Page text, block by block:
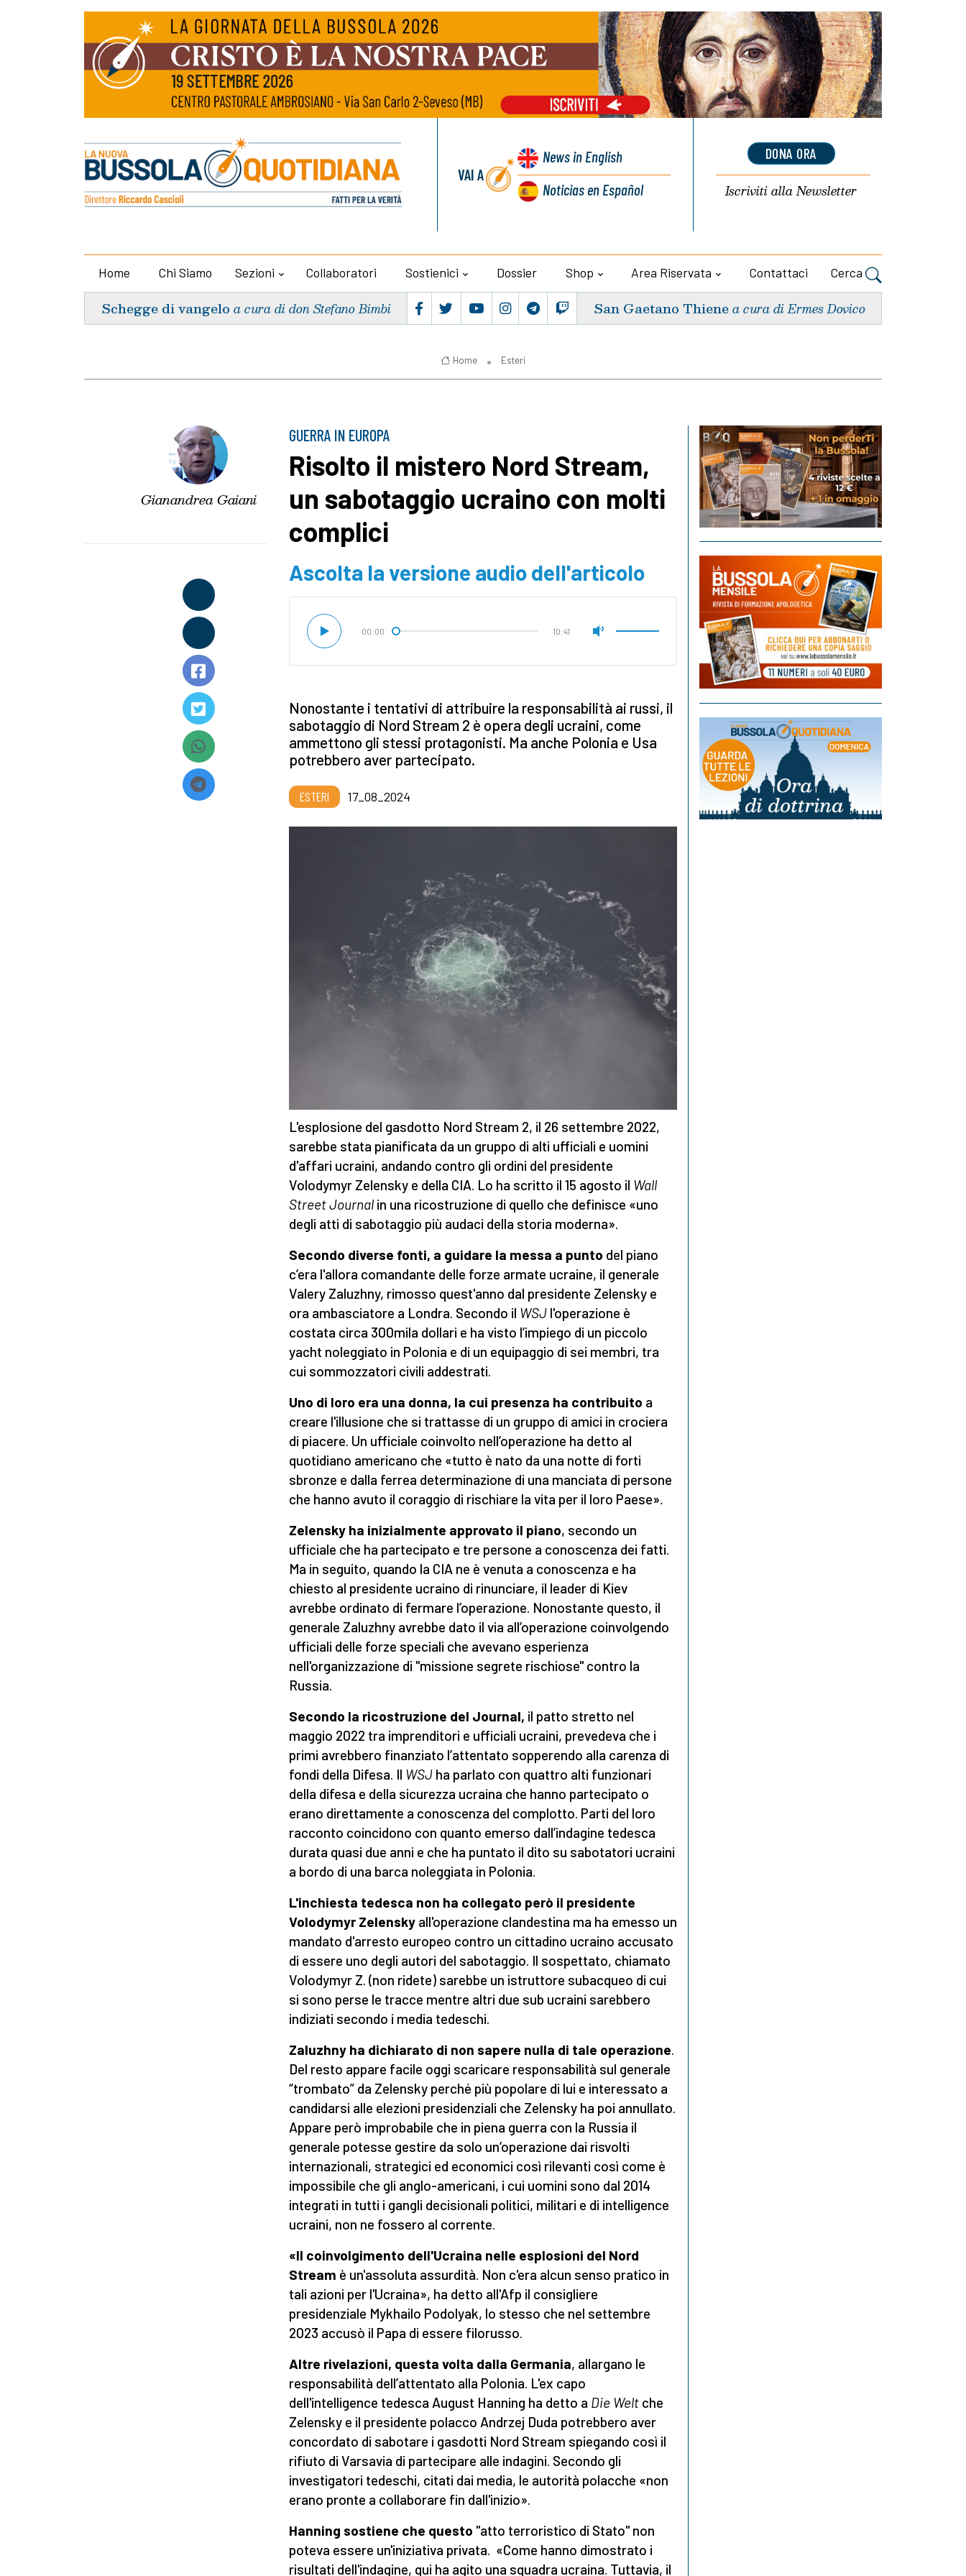
VAI A
Newsin English
Noticiasen Español
DONA ORA
Iscriviti allaNewsletter
Home Chi Siamo Sezioni Collaboratori Sostienici Dossier Shop Area Riservata Contattaci Cerca
Schegge di vangelo a cura di don Stefano Bimbi San Gaetano Thiene a cura di Ermes Dovico
Home Esteri
Gianandrea Gaiani
GUERRA IN EUROPA
Risolto il mistero Nord Stream,
un sabotaggio ucraino con molti
complici
Ascolta la versione audio dell'articolo
00:00 10:41
Nonostante i tentativi di attribuire la responsabilità ai russi, il
sabotaggio di Nord Stream 2 è opera degli ucraini, come
ammettono gli stessi protagonisti. Ma anche Polonia e Usa
potrebbero aver partecipato.
ESTERI 17_08_2024
L'esplosione del gasdotto Nord Stream 2, il 26 settembre 2022,
sarebbe stata pianificata da un gruppo di alti ufficiali e uomini
d'affari ucraini, andando contro gli ordini del presidente
Volodymyr Zelensky e della CIA. Lo ha scritto il 15 agosto il Wall
Street Journal in una ricostruzione di quello che definisce «uno
degli atti di sabotaggio più audaci della storia moderna».
Secondo diverse fonti, a guidare la messa a punto del piano
c’era l'allora comandante delle forze armate ucraine, il generale
Valery Zaluzhny, rimosso quest'anno dal presidente Zelensky e
ora ambasciatore a Londra. Secondo il WSJ l'operazione è
costata circa 300mila dollari e ha visto l’impiego di un piccolo
yacht noleggiato in Polonia e di un equipaggio di sei membri, tra
cui sommozzatori civili addestrati.
Uno di loro era una donna, la cui presenza ha contribuito a
creare l'illusione che si trattasse di un gruppo di amici in crociera
di piacere. Un ufficiale coinvolto nell’operazione ha detto al
quotidiano americano che «tutto è nato da una notte di forti
sbronze e dalla ferrea determinazione di una manciata di persone
che hanno avuto il coraggio di rischiare la vita per il loro Paese».
Zelensky ha inizialmente approvato il piano, secondo un
ufficiale che ha partecipato e tre persone a conoscenza dei fatti.
Ma in seguito, quando la CIA ne è venuta a conoscenza e ha
chiesto al presidente ucraino di rinunciare, il leader di Kiev
avrebbe ordinato di fermare l’operazione. Nonostante questo, il
generale Zaluzhny avrebbe dato il via all’operazione coinvolgendo
ufficiali delle forze speciali che avevano esperienza
nell'organizzazione di "missione segrete rischiose" contro la
Russia.
Secondo la ricostruzione del Journal, il patto stretto nel
maggio 2022 tra imprenditori e ufficiali ucraini, prevedeva che i
primi avrebbero finanziato l’attentato sopperendo alla carenza di
fondi della Difesa. Il WSJ ha parlato con quattro alti funzionari
della difesa e della sicurezza ucraina che hanno partecipato o
erano direttamente a conoscenza del complotto. Parti del loro
racconto coincidono con quanto emerso dall’indagine tedesca
durata quasi due anni e che ha puntato il dito su sabotatori ucraini
a bordo di una barca noleggiata in Polonia.
L'inchiesta tedesca non ha collegato però il presidente
Volodymyr Zelensky all'operazione clandestina ma ha emesso un
mandato d'arresto europeo contro un cittadino ucraino accusato
di essere uno degli autori del sabotaggio. Il sospettato, chiamato
Volodymyr Z. (non ridete) sarebbe un istruttore subacqueo di cui
si sono perse le tracce mentre altri due sub ucraini sarebbero
indiziati secondo i media tedeschi.
Zaluzhny ha dichiarato di non sapere nulla di tale operazione.
Del resto appare facile oggi scaricare responsabilità sul generale
“trombato” da Zelensky perché più popolare di lui e interessato a
candidarsi alle elezioni presidenziali che Zelensky ha poi annullato.
Appare però improbabile che in piena guerra con la Russia il
generale potesse gestire da solo un’operazione dai risvolti
internazionali, strategici ed economici così rilevanti così come è
impossibile che gli anglo-americani, i cui uomini sono dal 2014
integrati in tutti i gangli decisionali politici, militari e di intelligence
ucraini, non ne fossero al corrente.
«Il coinvolgimento dell'Ucraina nelle esplosioni del Nord
Stream è un'assoluta assurdità. Non c'era alcun senso pratico in
tali azioni per l'Ucraina», ha detto all'Afp il consigliere
presidenziale Mykhailo Podolyak, lo stesso che nel settembre
2023 accusò il Papa di essere filorusso.
Altre rivelazioni, questa volta dalla Germania, allargano le
responsabilità dell’attentato alla Polonia. L'ex capo
dell'intelligence tedesca August Hanning ha detto a Die Welt che
Zelensky e il presidente polacco Andrzej Duda potrebbero aver
concordato di sabotare i gasdotti Nord Stream spiegando così il
rifiuto di Varsavia di partecipare alle indagini. Secondo gli
investigatori tedeschi, citati dai media, le autorità polacche «non
erano pronte a collaborare fin dall'inizio».
Hanning sostiene che questo "atto terroristico di Stato" non
poteva essere un'iniziativa privata. «Come hanno dimostrato i
risultati dell'indagine, qui ha agito una squadra ucraina. Tuttavia, il